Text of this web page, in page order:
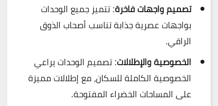
تصميم واجهات فاخرة: تتميز جميع الوحدات
بواجهات عصرية جذابة تناسب أصحاب الذوق
الراقي.
الخصوصية والإطلالات: تصميم الوحدات يراعي
الخصوصية الكاملة للسكان، مع إطلالات مميزة
على المساحات الخضراء المفتوحة.